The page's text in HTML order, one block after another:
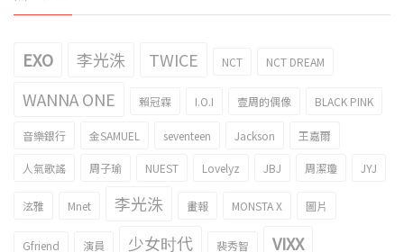
EXO 李光洙 TWICE NCT NCT DREAM
WANNA ONE 賴冠霖 I.O.I 壹周的偶像 BLACK PINK
音樂銀行 金SAMUEL seventeen Jackson 王嘉爾
人氣歌謠 周子瑜 NUEST Lovelyz JBJ 周潔瓊 JYJ
泫雅 Mnet 李光洙 畫報 MONSTA X 圖片
Gfriend 演員 少女时代 裴秀智 VIXX